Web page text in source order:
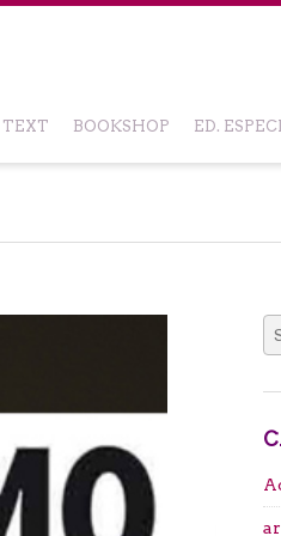
TEXT BOOKSHOP ED.